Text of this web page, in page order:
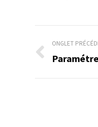
de
ONGLET
Onglet